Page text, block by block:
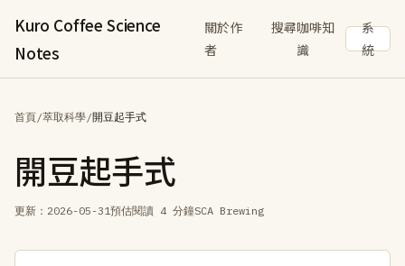
Kuro Coffee Science
Notes
關於作
者
搜尋咖啡知
識
系
統
首頁/萃取科學/開豆起手式
開豆起手式
更新： 2026-05-31預估閱讀 4 分鐘SCA Brewing